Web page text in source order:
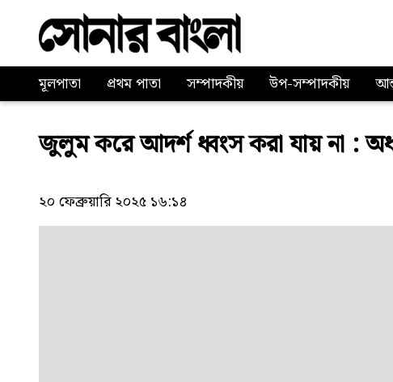
মূলপাতা প্রথম পাতা সম্পাদকীয় উপ-সম্পাদকীয়
জুলুম করে আদর্শ ধ্বংস করা যায় না :
২০ ফেব্রুয়ারি ২০২৫ ১৬:১৪